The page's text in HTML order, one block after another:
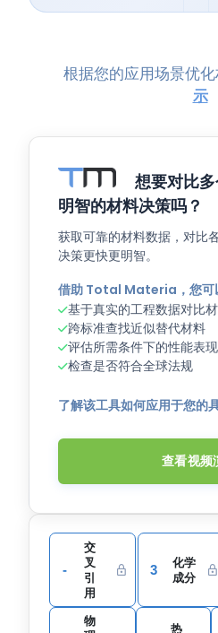
根据您的应用场景优
示
想要对比
明智的材料决策吗？
获取可靠的材料数据，对比
决策更快更明智。
借助 Total Materia，您可
基于真实的工程数据对比
跨标准查找近似替代材料
评估所需条件下的性能表现
检查是否符合全球法规
了解该工具如何应用于您的
查看视频
-
交
叉
引
用
3
化学
成分
物
热